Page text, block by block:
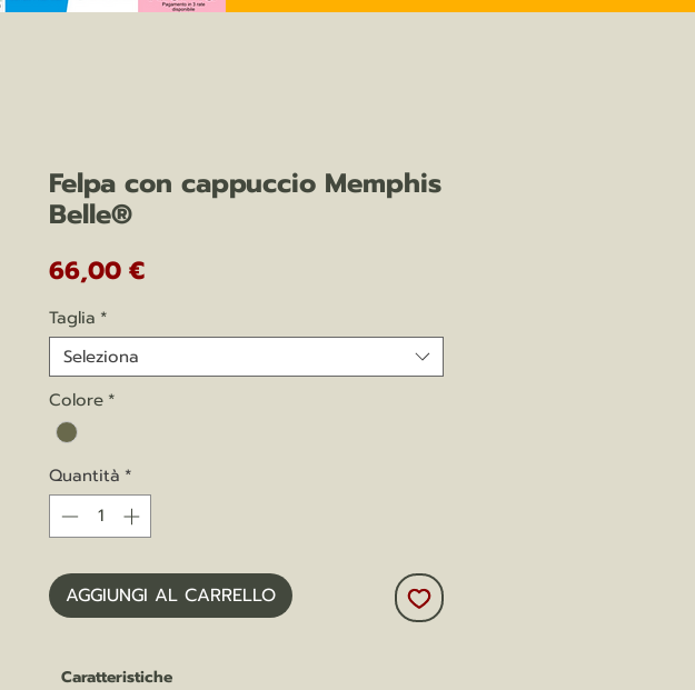
Felpa con cappuccio Memphis
Belle®
66,00 €Prezzo
Taglia *
Seleziona
Colore *
Quantità *
AGGIUNGI AL CARRELLO
Caratteristiche